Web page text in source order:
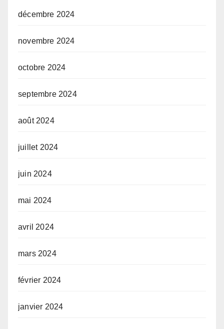
décembre 2024
novembre 2024
octobre 2024
septembre 2024
août 2024
juillet 2024
juin 2024
mai 2024
avril 2024
mars 2024
février 2024
janvier 2024